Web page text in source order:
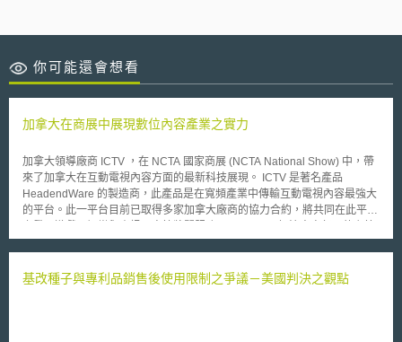
你可能還會想看
加拿大在商展中展現數位內容產業之實力
加拿大領導廠商 ICTV ，在 NCTA 國家商展 (NCTA National Show) 中，帶
來了加拿大在互動電視內容方面的最新科技展現。 ICTV 是著名產品
HeadendWare 的製造商，此產品是在寬頻產業中傳輸互動電視內容最強大
的平台。此一平台目前已取得多家加拿大廠商的協力合約，將共同在此平台
表示，加拿大確實是在互動數位內容方面的技術領先國家，並且正持續吸引
內廠商對於新科技的注意力，大都放在美國、歐洲及日韓等國，或許，對加
基改種子與專利品銷售後使用限制之爭議－美國判決之觀點